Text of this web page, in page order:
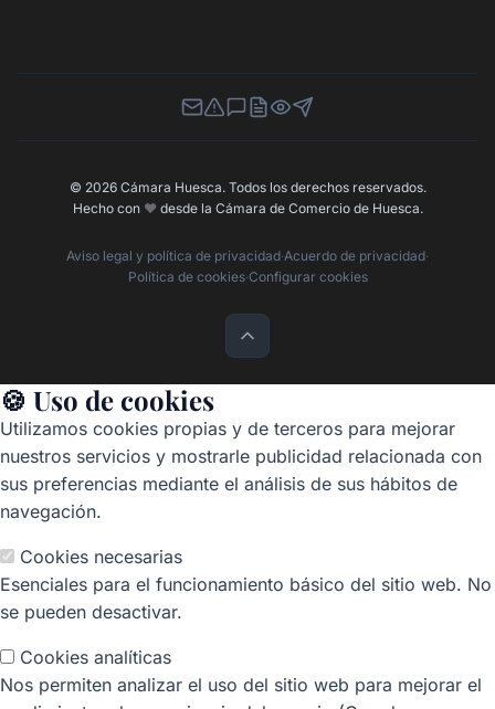
Newsletter
Canal de Denuncias
Buzón de Sugerencias
Perfil Contratante
Ley de Transparencia
Contacta con nosotros
© 2026 Cámara Huesca. Todos los derechos reservados.
Hecho con ❤️ desde la Cámara de Comercio de Huesca.
Aviso legal y política de privacidad·Acuerdo de privacidad·
Política de cookies·Configurar cookies
🍪 Uso de cookies
Utilizamos cookies propias y de terceros para mejorar
nuestros servicios y mostrarle publicidad relacionada con
sus preferencias mediante el análisis de sus hábitos de
navegación.
Cookies necesarias
Esenciales para el funcionamiento básico del sitio web. No
se pueden desactivar.
Cookies analíticas
Nos permiten analizar el uso del sitio web para mejorar el